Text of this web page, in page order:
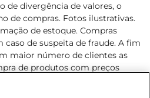
de divergência de valores, o
de compras. Fotos ilustrativas.
de estoque. Compras
caso de suspeita de fraude. A fim
maior número de clientes as
de produtos com preços
condições são exclusivos para